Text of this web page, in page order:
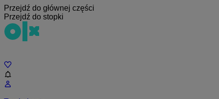
Przejdź do głównej części
Przejdź do stopki